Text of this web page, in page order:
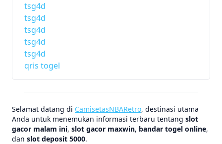
tsg4d
tsg4d
tsg4d
tsg4d
tsg4d
qris togel
Selamat datang di CamisetasNBARetro, destinasi utama
Anda untuk menemukan informasi terbaru tentang slot
gacor malam ini, slot gacor maxwin, bandar togel online,
dan slot deposit 5000.